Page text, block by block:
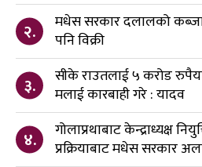
२.
मधेस सरकार दलालको
पनि विक्री
३.
सीके राउतलाई ५ करोड
मलाई कारबाही गरे : यादव
४.
गोलाप्रथाबाट केन्द्राध्यक्ष
प्रक्रियाबाट मधेस सरकार